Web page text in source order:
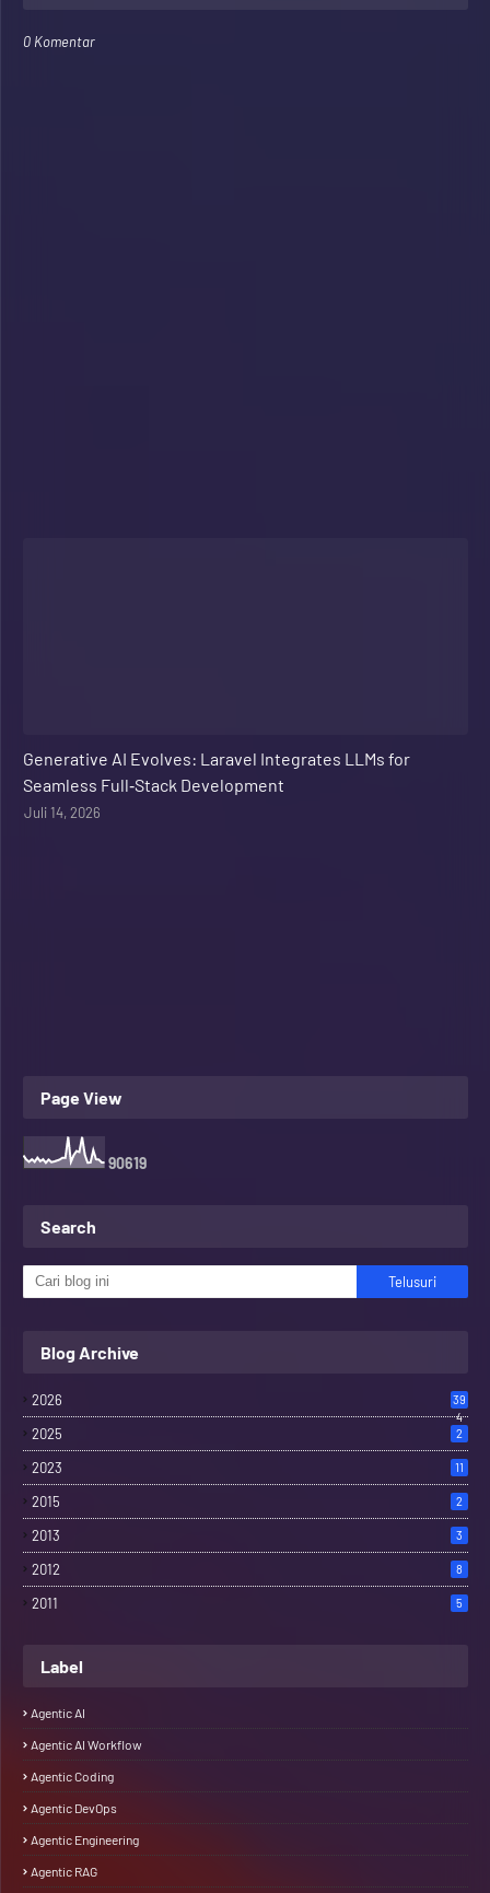
0 Komentar
Generative AI Evolves: Laravel Integrates LLMs for
Seamless Full‑Stack Development
Juli 14, 2026
Page View
90619
Search
Blog Archive
2026
39
4
2025 2
2023 11
2015 2
2013 3
2012 8
2011 5
Label
Agentic AI
Agentic AI Workflow
Agentic Coding
Agentic DevOps
Agentic Engineering
Agentic RAG